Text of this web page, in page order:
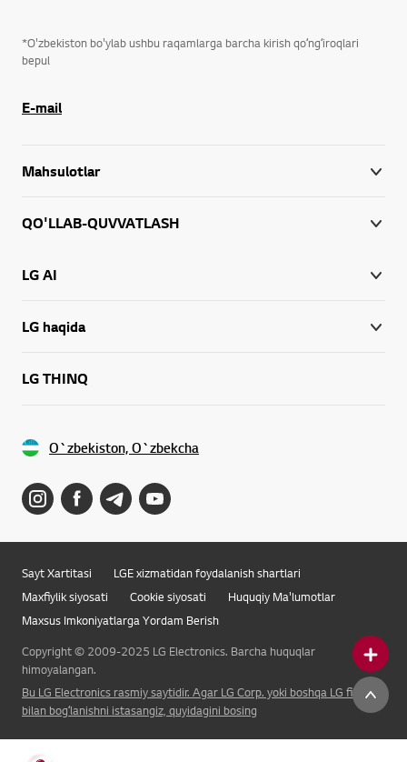
*O'zbekiston bo'ylab ushbu raqamlarga barcha kirish qoʻngʻiroqlari
bepul
E-mail
Mahsulotlar
QO'LLAB-QUVVATLASH
LG AI
LG haqida
LG THINQ
O`zbekiston, O`zbekcha
Sayt Xartitasi
LGE xizmatidan foydalanish shartlari
Maxfiylik siyosati
Cookie siyosati
Huquqiy Ma'lumotlar
Maxsus Imkoniyatlarga Yordam Berish
Copyright © 2009-2025 LG Electronics. Barcha huquqlar
himoyalangan.
Bu LG Electronics rasmiy saytidir. Agar LG Corp. yoki boshqa LG filiali
bilan bogʻlanishni istasangiz, quyidagini bosing